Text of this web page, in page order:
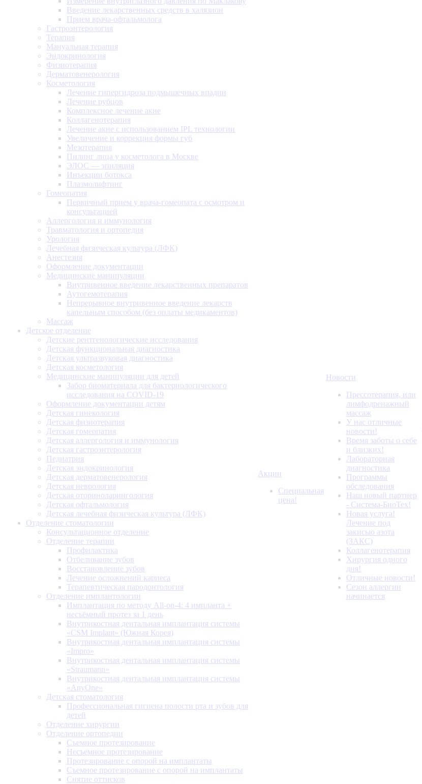
Введение лекарственных средств в халязион
Прием врача-офтальмолога
Гастроэнтерология
Терапия
Мануальная терапия
Эндокринология
Физиотерапия
Дерматовенерология
Косметология
Лечение гипергидроза подмышечных впадин
Лечение рубцов
Комплексное лечение акне
Коллагенотерапия
Лечение акне с использованием IPL технологии
Увеличение и коррекция формы губ
Мезотерапия
Пилинг лица у косметолога в Москве
ЭЛОС — эпиляция
Инъекции ботокса
Плазмолифтинг
Гомеопатия
Первичный прием у врача-гомеопата с осмотром и
консультацией
Аллергология и иммунология
Травматология и ортопедия
Урология
Лечебная физическая культура (ЛФК)
Анестезия
Оформление документации
Медицинские манипуляции
Внутривенное введение лекарственных препаратов
Аутогемотерапия
Непрерывное внутривенное введение лекарств
капельным способом (без оплаты медикаментов)
Массаж
Детское отделение
Детские рентгенологические исследования
Детская функциональная диагностика
Детская ультразвуковая диагностика
Детская косметология
Медицинские манипуляции для детей
Забор биоматериала для бактериологического
исследования на COVID-19
Оформление документации детям
Детская гинекология
Детская физиотерапия
Детская гомеопатия
Детская аллергология и иммунология
Детская гастроэнтерология
Педиатрия
Детская эндокринология
Детская дерматовенерология
Детская неврология
Детская оториноларингология
Детская офтальмология
Детская лечебная физическая культура (ЛФК)
Отделение стоматологии
Консультационное отделение
Отделение терапии
Профилактика
Отбеливание зубов
Восстановление зубов
Лечение осложнений кариеса
Терапевтическая пародонтология
Отделение имплантологии
Имплантация по методу All-on-4: 4 импланта +
несъёмный протез за 1 день
Внутрикостная дентальная имплантация системы
«CSM Implant» (Южная Корея)
Внутрикостная дентальная имплантация системы
«Impro»
Внутрикостная дентальная имплантация системы
«Straumann»
Внутрикостная дентальная имплантация системы
«AnyOne»
Детская стоматология
Профессиональная гигиена полости рта и зубов для
детей
Отделение хирургии
Отделение ортопедии
Съемное протезирование
Несъемное протезирование
Протезирование с опорой на имплантаты
Съемное протезирование с опорой на имплантаты
Снятие оттисков
Акции
Специальная
цена!
Новости
Прессотерапия, или
лимфодренажный
массаж
У нас отличные
новости!
Время заботы о себе
и близких!
Лабораторная
диагностика
Программы
обследования
Наш новый партнер
- Система-БиоТех!
Новая услуга!
Лечение под
закисью азота
(ЗАКС)
Коллагенотерапия
Хирургия одного
дня!
Отличные новости!
Сезон аллергии
начинается